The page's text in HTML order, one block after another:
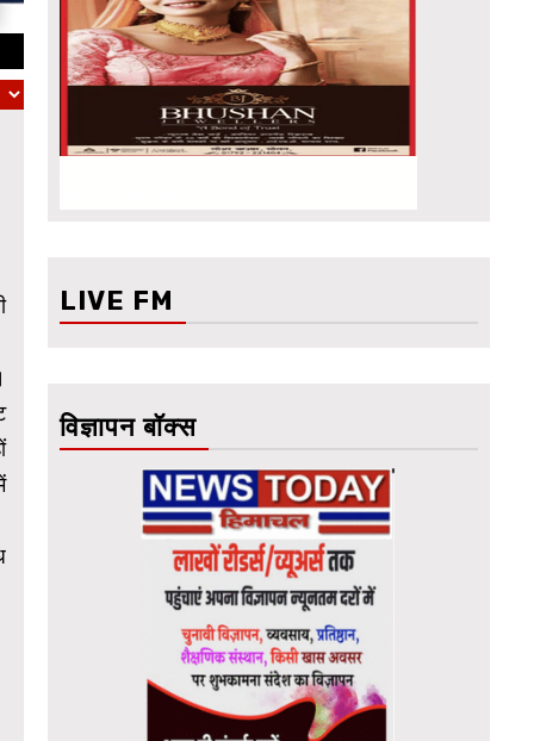
LIVE FM
विज्ञापन बॉक्स